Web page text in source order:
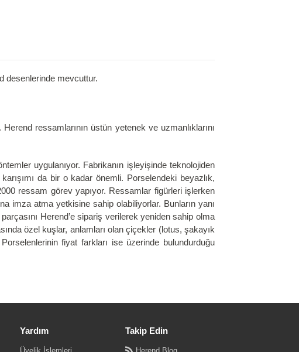
desenlerinde mevcuttur.
ressamlarının üstün yetenek ve uzmanlıklarını
uygulanıyor. Fabrikanın işleyişinde teknolojiden
da bir o kadar önemli. Porselendeki beyazlık,
ressam görev yapıyor. Ressamlar figürleri işlerken
imza atma yetkisine sahip olabiliyorlar. Bunların yanı
Herend’e sipariş verilerek yeniden sahip olma
özel kuşlar, anlamları olan çiçekler (lotus, şakayık
fiyat farkları ise üzerinde bulundurduğu
Yardım Takip Edin